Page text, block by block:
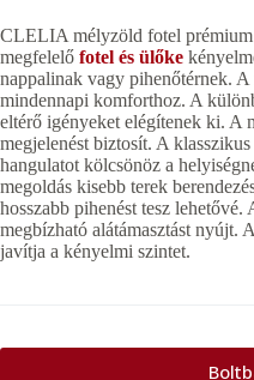
CLELIA mélyzöld fotel prémium
megfelelő fotel és ülőke
nappalinak vagy pihenőtérnek.
mindennapi komforthoz. A
eltérő igényeket elégítenek ki. A
megjelenést biztosít. A
hangulatot kölcsönöz a
megoldás kisebb terek
hosszabb pihenést tesz lehetővé.
megbízható alátámasztást nyújt.
javítja a kényelmi szintet.